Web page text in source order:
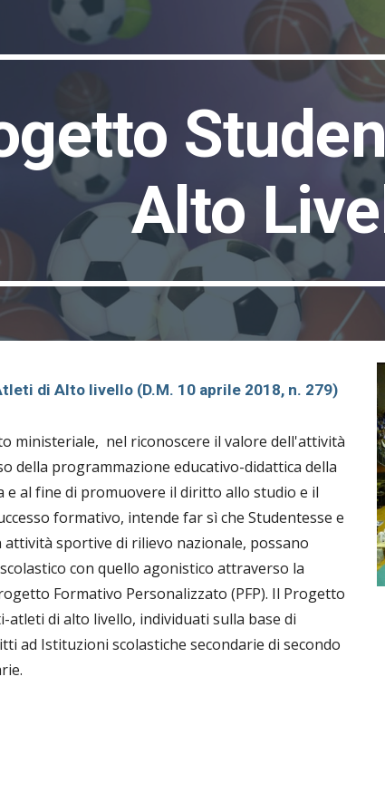
main content Skip to
Alto
tleti diAlto livello (D.M. 10 aprile 2018, n. 279)
ministeriale, nel riconoscere il valore dell'attività
della programmazione educativo-didattica della
e al fine di promuovere il diritto allo studio e il
formativo, intende far sì che Studentesse e
sportive di rilievo nazionale, possano
con quello agonistico attraverso la
Formativo Personalizzato (PFP). Il Progetto
atleti di alto livello, individuati sulla base di
ad Istituzioni scolastiche secondarie di secondo